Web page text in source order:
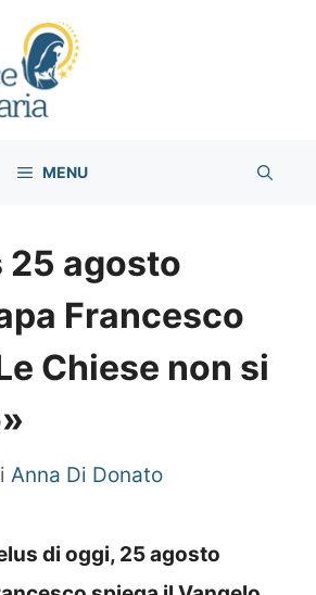
MENU
25 agosto
Francesco
Chiese non si
Anna Di Donato
di oggi, 25 agosto